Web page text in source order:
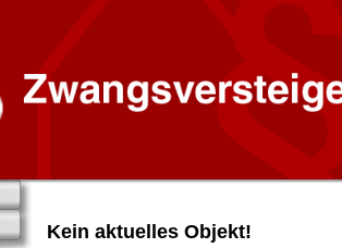
Kein aktuelles Objekt!